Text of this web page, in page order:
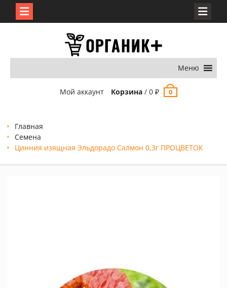
Меню
Мой аккаунт Корзина/ 0 ₽ 0
Главная
Семена
Цинния изящная Эльдорадо Салмон 0,3г ПРОЦВЕТОК